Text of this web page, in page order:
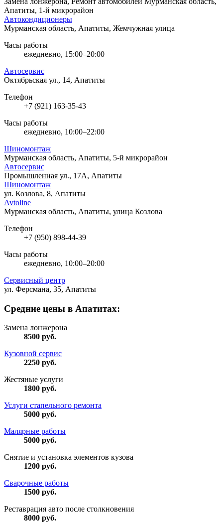
Апатиты, 1-й микрорайон
Автокондиционеры
Мурманская область, Апатиты, Жемчужная улица
Часы работы
ежедневно, 15:00–20:00
Автосервис
Октябрьская ул., 14, Апатиты
Телефон
+7 (921) 163-35-43
Часы работы
ежедневно, 10:00–22:00
Шиномонтаж
Мурманская область, Апатиты, 5-й микрорайон
Автосервис
Промышленная ул., 17А, Апатиты
Шиномонтаж
ул. Козлова, 8, Апатиты
Avtoline
Мурманская область, Апатиты, улица Козлова
Телефон
+7 (950) 898-44-39
Часы работы
ежедневно, 10:00–20:00
Сервисный центр
ул. Ферсмана, 35, Апатиты
Средние цены в Апатитах:
Замена лонжерона
8500 руб.
Кузовной сервис
2250 руб.
Жестяные услуги
1800 руб.
Услуги стапельного ремонта
5000 руб.
Малярные работы
5000 руб.
Снятие и установка элементов кузова
1200 руб.
Сварочные работы
1500 руб.
Реставрация авто после столкновения
8000 руб.